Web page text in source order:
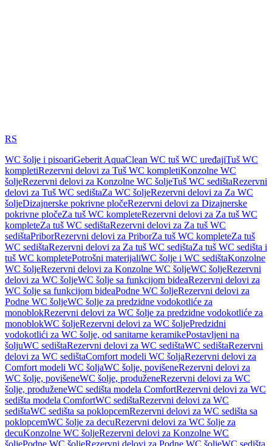
RS
WC šolje i pisoariGeberit AquaClean WC tuš WC uređajiTuš WC
kompletiRezervni delovi za Tuš WC kompletiKonzolne WC
šoljeRezervni delovi za Konzolne WC šoljeTuš WC sedištaRezervni
delovi za Tuš WC sedištaZa WC šoljeRezervni delovi za Za WC
šoljeDizajnerske pokrivne pločeRezervni delovi za Dizajnerske
pokrivne pločeZa tuš WC kompleteRezervni delovi za Za tuš WC
kompleteZa tuš WC sedištaRezervni delovi za Za tuš WC
sedištaPriborRezervni delovi za PriborZa tuš WC kompleteZa tuš
WC sedištaRezervni delovi za Za tuš WC sedištaZa tuš WC sedišta i
tuš WC kompletePotrošni materijaliWC šolje i WC sedištaKonzolne
WC šoljeRezervni delovi za Konzolne WC šoljeWC šoljeRezervni
delovi za WC šoljeWC šolje sa funkcijom bideaRezervni delovi za
WC šolje sa funkcijom bideaPodne WC šoljeRezervni delovi za
Podne WC šoljeWC šolje za predzidne vodokotliće za
monoblokRezervni delovi za WC šolje za predzidne vodokotliće za
monoblokWC šoljeRezervni delovi za WC šoljePredzidni
vodokotlići za WC šolje, od sanitarne keramikePostavljeni na
šoljuWC sedištaRezervni delovi za WC sedištaWC sedištaRezervni
delovi za WC sedištaComfort modeli WC šoljaRezervni delovi za
Comfort modeli WC šoljaWC šolje, povišeneRezervni delovi za
WC šolje, povišeneWC šolje, produženeRezervni delovi za WC
šolje, produženeWC sedišta modela ComfortRezervni delovi za WC
sedišta modela ComfortWC sedištaRezervni delovi za WC
sedištaWC sedišta sa poklopcemRezervni delovi za WC sedišta sa
poklopcemWC šolje za decuRezervni delovi za WC šolje za
decuKonzolne WC šoljeRezervni delovi za Konzolne WC
šoljePodne WC šoljeRezervni delovi za Podne WC šoljeWC sedišta